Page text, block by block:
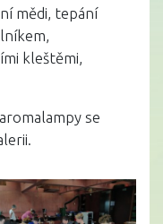
mědi, tepání
kleštěmi,
se